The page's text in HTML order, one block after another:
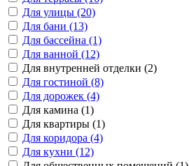
Для улицы (20)
Для бани (13)
Для бассейна (1)
Для ванной (12)
Для внутренней отделки (2)
Для гостиной (8)
Для дорожек (4)
Для камина (1)
Для квартиры (1)
Для коридора (4)
Для кухни (12)